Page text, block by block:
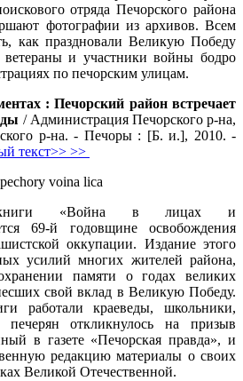
отряда Печорского района
фотографии из архивов. Всем
как праздновали Великую Победу
ветераны и участники войны бодро
по печорским улицам.
: Печорский район встречает
/ Администрация Печорского р-на,
р-на. - Печоры : [Б. и.], 2010. -
текст>> >>
«Война в лицах и
69-й годовщине освобождения
оккупации. Издание этого
усилий многих жителей района,
памяти о годах великих
свой вклад в Великую Победу.
работали краеведы, школьники,
печерян откликнулось на призыв
в газете «Печорская правда», и
редакцию материалы о своих
Великой Отечественной.